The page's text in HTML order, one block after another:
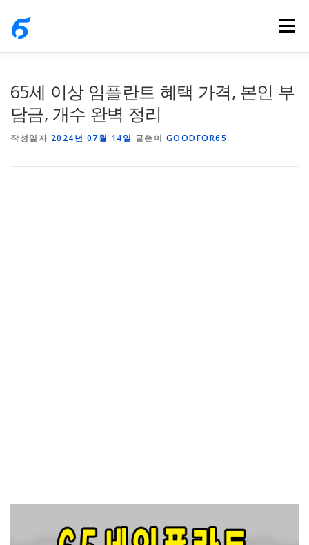
메뉴
65세 이상 임플란트 혜택 가격, 본인 부
담금, 개수 완벽 정리
작성일자 2024년 07월 14일 글쓴이 GOODFOR65